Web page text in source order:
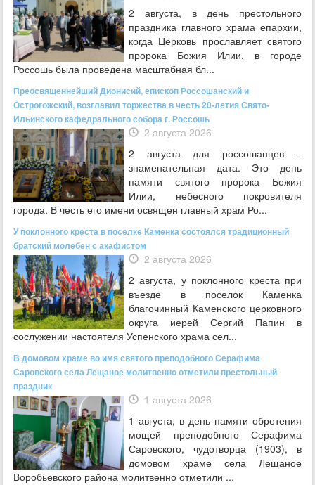
2 августа, в день престольного
праздника главного храма епархии,
когда Церковь прославляет святого
пророка Божия Илии, в городе
Россошь была проведена масштабная бл...
Преосвященнейший Дионисий, епископ Россошанский и
Острогожский, возглавил торжества в честь 20-летия Свято-
Ильинского кафедрального собора г. Россошь
2 августа 2026
2 августа для россошанцев –
знаменательная дата. Это день
памяти святого пророка Божия
Илии, небесного покровителя
города. В честь его имени освящен главный храм Ро...
У поклонного креста в поселке Каменка состоялся традиционный
братский молебен с акафистом
2 августа 2026
2 августа, у поклонного креста при
въезде в поселок Каменка
благочинный Каменского церковного
округа иерей Сергий Папин в
сослужении настоятеля Успенского храма сел...
В домовом храме во имя святого преподобного Серафима
Саровского села Лещаное молитвенно отметили престольный
праздник
1 августа 2026
1 августа, в день памяти обретения
мощей преподобного Серафима
Саровского, чудотворца (1903), в
домовом храме села Лещаное
Воробьевского района молитвенно отметили ...